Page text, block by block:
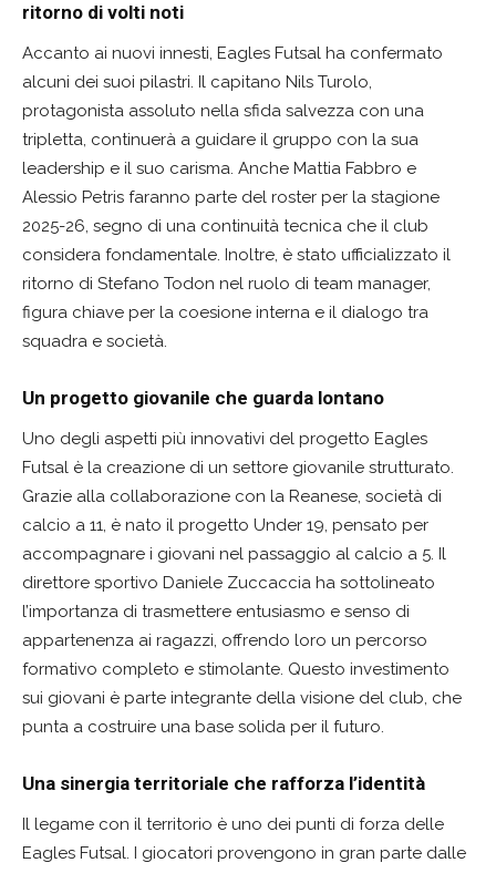
ritorno di volti noti
Accanto ai nuovi innesti, Eagles Futsal ha confermato
alcuni dei suoi pilastri. Il capitano Nils Turolo,
protagonista assoluto nella sfida salvezza con una
tripletta, continuerà a guidare il gruppo con la sua
leadership e il suo carisma. Anche Mattia Fabbro e
Alessio Petris faranno parte del roster per la stagione
2025-26, segno di una continuità tecnica che il club
considera fondamentale. Inoltre, è stato ufficializzato il
ritorno di Stefano Todon nel ruolo di team manager,
figura chiave per la coesione interna e il dialogo tra
squadra e società.
Un progetto giovanile che guarda lontano
Uno degli aspetti più innovativi del progetto Eagles
Futsal è la creazione di un settore giovanile strutturato.
Grazie alla collaborazione con la Reanese, società di
calcio a 11, è nato il progetto Under 19, pensato per
accompagnare i giovani nel passaggio al calcio a 5. Il
direttore sportivo Daniele Zuccaccia ha sottolineato
l’importanza di trasmettere entusiasmo e senso di
appartenenza ai ragazzi, offrendo loro un percorso
formativo completo e stimolante. Questo investimento
sui giovani è parte integrante della visione del club, che
punta a costruire una base solida per il futuro.
Una sinergia territoriale che rafforza l’identità
Il legame con il territorio è uno dei punti di forza delle
Eagles Futsal. I giocatori provengono in gran parte dalle